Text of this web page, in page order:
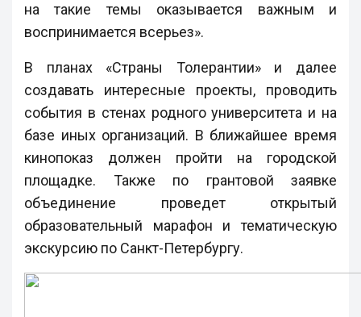
на такие темы оказывается важным и
воспринимается всерьез».
В планах «Страны Толерантии» и далее
создавать интересные проекты, проводить
события в стенах родного университета и на
базе иных организаций. В ближайшее время
кинопоказ должен пройти на городской
площадке. Также по грантовой заявке
объединение проведет открытый
образовательный марафон и тематическую
экскурсию по Санкт-Петербургу.